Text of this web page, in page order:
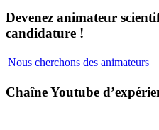
Devenez animateur
candidature !
Nous cherchons des animateurs
Chaîne Youtube